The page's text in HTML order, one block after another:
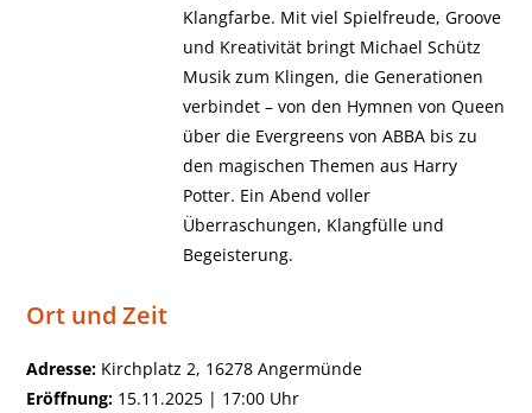
Klangfarbe. Mit viel Spielfreude, Groove
und Kreativität bringt Michael Schütz
Musik zum Klingen, die Generationen
verbindet – von den Hymnen von Queen
über die Evergreens von ABBA bis zu
den magischen Themen aus Harry
Potter. Ein Abend voller
Überraschungen, Klangfülle und
Begeisterung.
Ort und Zeit
Adresse: Kirchplatz 2, 16278 Angermünde
Eröffnung: 15.11.2025 | 17:00 Uhr